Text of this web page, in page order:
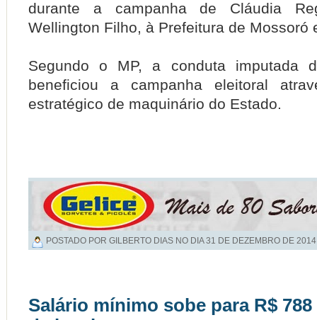
durante a campanha de Cláudia
Wellington Filho, à Prefeitura de Mossoró
Segundo o MP, a conduta imputada
beneficiou a campanha eleitoral
estratégico de maquinário do Estado.
POSTADO POR GILBERTO DIAS NO DIA31 DE DEZEMBRO DE 2014
Salário mínimo sobe para R$ 788